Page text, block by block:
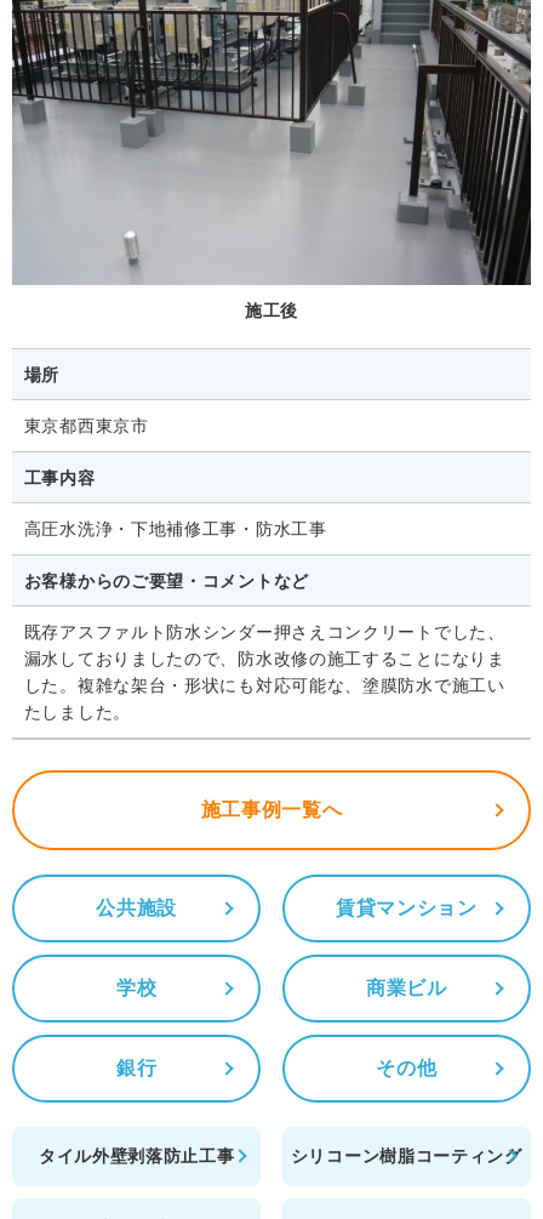
施工後
場所
東京都西東京市
工事内容
高圧水洗浄・下地補修工事・防水工事
お客様からのご要望・コメントなど
既存アスファルト防水シンダー押さえコンクリートでした、
漏水しておりましたので、防水改修の施工することになりま
した。複雑な架台・形状にも対応可能な、塗膜防水で施工い
たしました。
施工事例一覧へ
公共施設 賃貸マンション
学校 商業ビル
銀行 その他
タイル外壁剥落防止工事 シリコーン樹脂コーティング